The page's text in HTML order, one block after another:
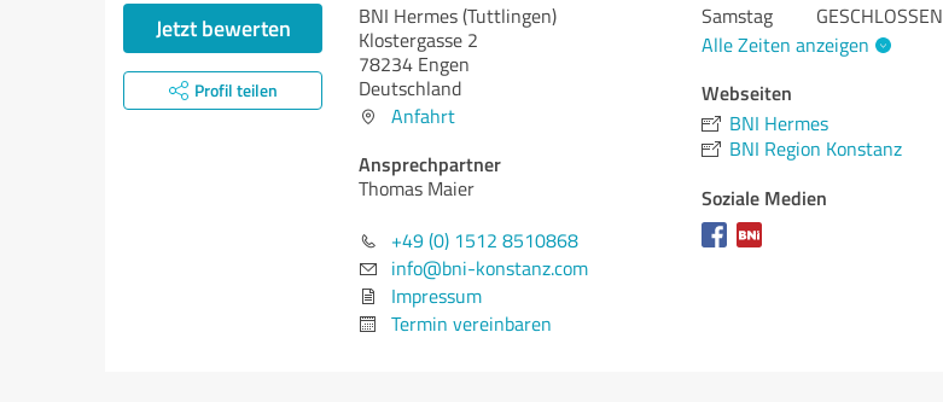
Jetzt bewerten
Profil teilen
BNI Hermes (Tuttlingen)
Klostergasse 2
78234 Engen
Deutschland
Anfahrt
Ansprechpartner
Thomas Maier
+49 (0) 1512 8510868
info@bni-konstanz.com
Impressum
Termin vereinbaren
Samstag
GESCHLOSSEN
Alle Zeiten anzeigen
Webseiten
BNI Hermes
BNI Region Konstanz
Soziale Medien